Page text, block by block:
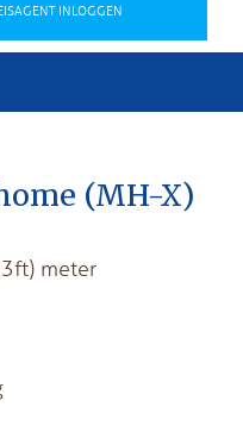
INLOGGEN
(MH-X)
meter